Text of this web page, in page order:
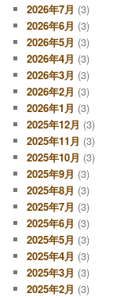
2026年7月 (3)
2026年6月 (3)
2026年5月 (3)
2026年4月 (3)
2026年3月 (3)
2026年2月 (3)
2026年1月 (3)
2025年12月 (3)
2025年11月 (3)
2025年10月 (3)
2025年9月 (3)
2025年8月 (3)
2025年7月 (3)
2025年6月 (3)
2025年5月 (3)
2025年4月 (3)
2025年3月 (3)
2025年2月 (3)